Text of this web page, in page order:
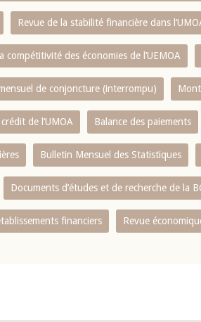
Revue de la stabilité financière dans
compétitivité des économies de l‘UEMOA
de conjoncture (interrompu)
de l‘UMOA Balance des paiements
Bulletin Mensuel des Statistiques
Documents d’études et de recherche de la
financiers Revue